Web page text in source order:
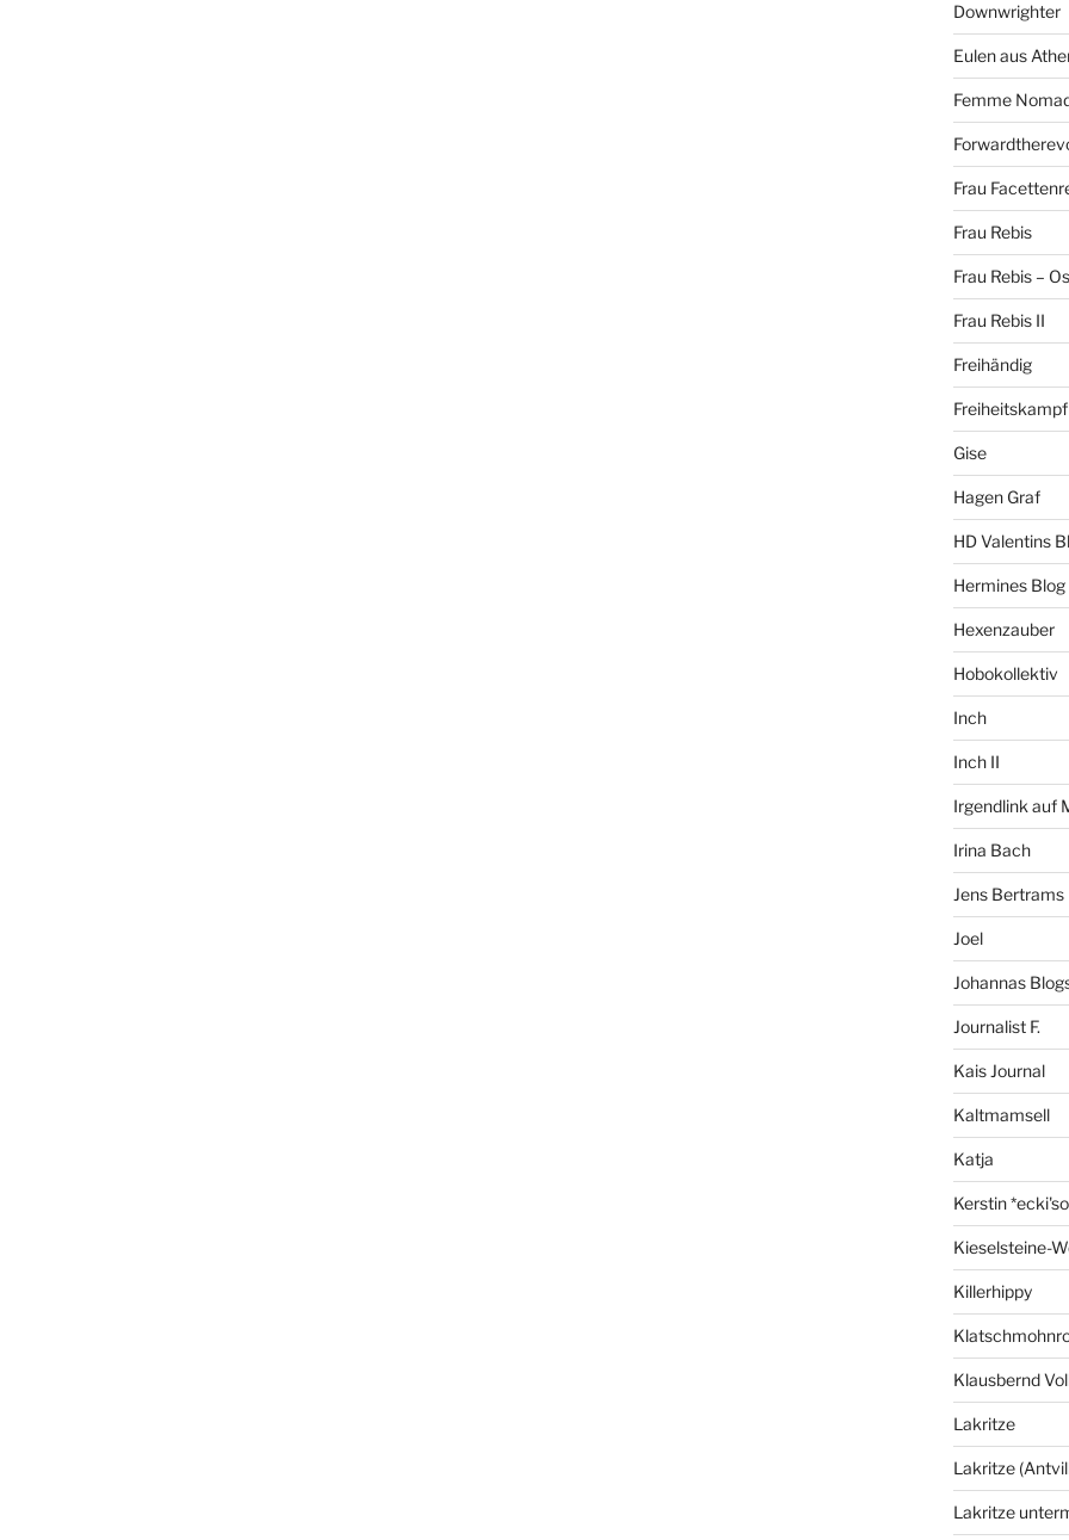
Downwrighter
Eulen aus
Femme
Frau
Frau Rebis
Frau Rebis –
Frau Rebis II
Freihändig
Freiheitskampf
Gise
Hagen Graf
HD Valentins
Hermines Blog
Hexenzauber
Hobokollektiv
Inch
Inch II
Irgendlink auf
Irina Bach
Jens Bertrams
Joel
Johannas
Journalist F.
Kais Journal
Kaltmamsell
Katja
Kerstin
Kieselsteine-
Killerhippy
Klausbernd
Lakritze
Lakritze
Lakritze